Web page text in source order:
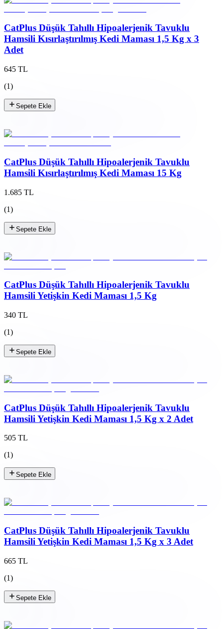
CatPlus Düşük Tahıllı Hipoalerjenik Tavuklu
Hamsili Kısırlaştırılmış Kedi Maması 1,5 Kg x 3
Adet
645 TL
(1)
Sepete Ekle
CatPlus Düşük Tahıllı Hipoalerjenik Tavuklu
Hamsili Kısırlaştırılmış Kedi Maması 15 Kg
1.685 TL
(1)
Sepete Ekle
CatPlus Düşük Tahıllı Hipoalerjenik Tavuklu
Hamsili Yetişkin Kedi Maması 1,5 Kg
340 TL
(1)
Sepete Ekle
CatPlus Düşük Tahıllı Hipoalerjenik Tavuklu
Hamsili Yetişkin Kedi Maması 1,5 Kg x 2 Adet
505 TL
(1)
Sepete Ekle
CatPlus Düşük Tahıllı Hipoalerjenik Tavuklu
Hamsili Yetişkin Kedi Maması 1,5 Kg x 3 Adet
665 TL
(1)
Sepete Ekle